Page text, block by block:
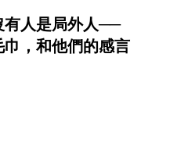
有人是局外人──
，和他們的感言